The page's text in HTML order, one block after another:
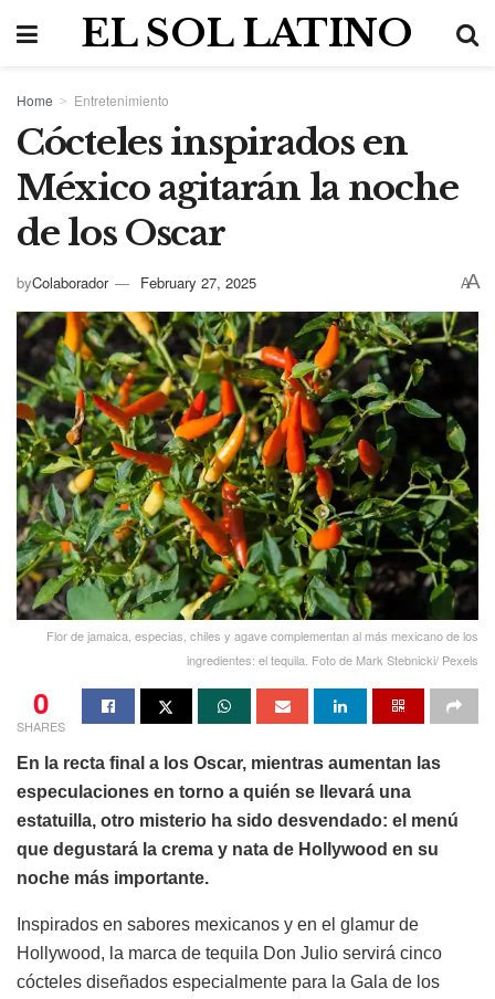
EL SOL LATINO
Home Entretenimiento
Cócteles inspirados en
México agitarán la noche
de los Oscar
byColaborador February 27, 2025 AA
Flor de jamaica, especias, chiles y agave complementan al más mexicano de los
ingredientes: el tequila. Foto de Mark Stebnicki/ Pexels
0
SHARES
En la recta final a los Oscar, mientras aumentan las
especulaciones en torno a quién se llevará una
estatuilla, otro misterio ha sido desvendado: el menú
que degustará la crema y nata de Hollywood en su
noche más importante.
Inspirados en sabores mexicanos y en el glamur de
Hollywood, la marca de tequila Don Julio servirá cinco
cócteles diseñados especialmente para la Gala de los